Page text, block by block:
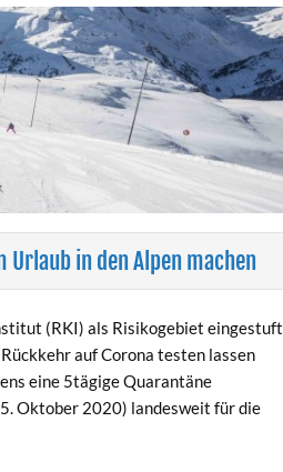
in den Alpen machen
(RKI) als Risikogebiet eingestuft
auf Corona testen lassen
eine 5tägige Quarantäne
Oktober 2020) landesweit für die